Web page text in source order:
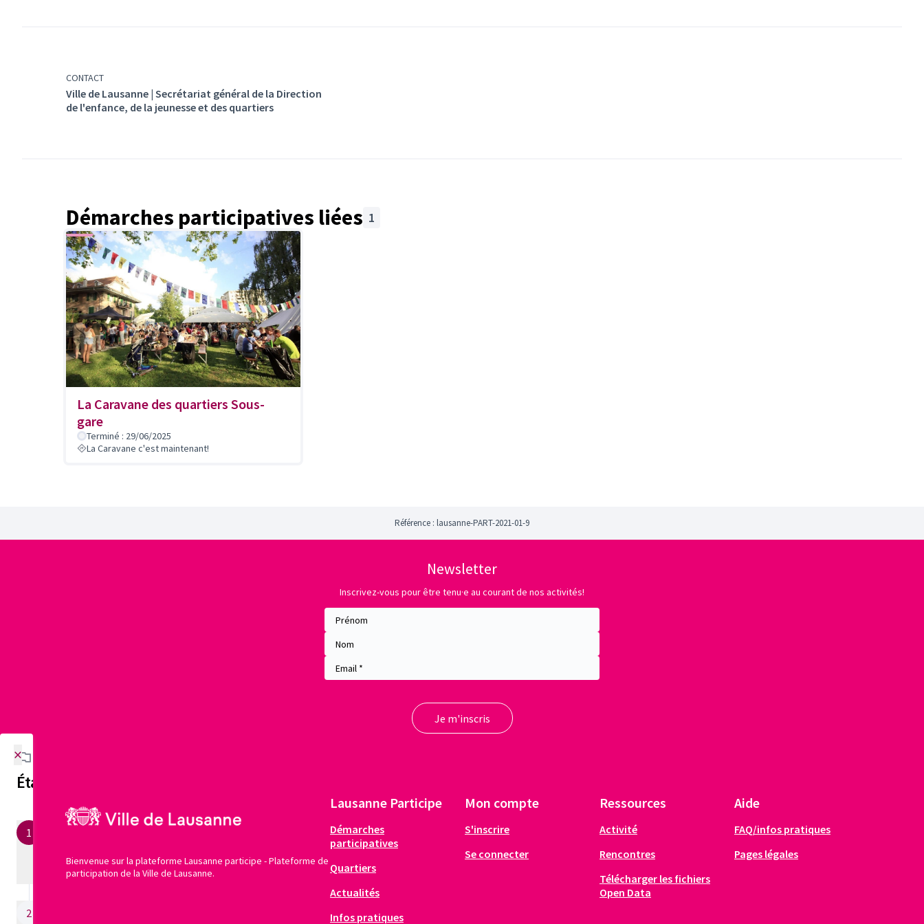
CONTACT
Ville de Lausanne | Secrétariat général de la Direction
de l'enfance, de la jeunesse et des quartiers
Démarches participatives liées 1
La Caravane des quartiers Sous-
gare
Terminé : 29/06/2025
La Caravane c'est maintenant!
Référence : lausanne-PART-2021-01-9
Newsletter
Inscrivez-vous pour être tenu·e au courant de nos activités!
Bienvenue sur la plateforme Lausanne participe - Plateforme de
participation de la Ville de Lausanne.
Lausanne Participe
Démarches
participatives
Quartiers
Actualités
Infos pratiques
Mon compte
S'inscrire
Se connecter
Ressources
Activité
Rencontres
Télécharger les fichiers
Open Data
Aide
FAQ/infos pratiques
Pages légales
×
Étapes de la démarche
1
Étape actuelle
une idée
20/04/2021 - ?
2
J'ai une idée
permettre
d'améliorer